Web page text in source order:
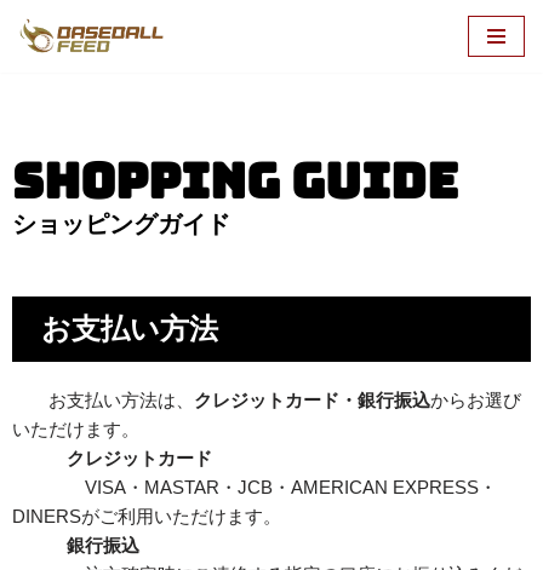
ツ
へ
ス
ッ
shopping guide
ショッピングガイド
お支払い方法
お支払い方法は、 クレジットカード・銀行振込からお選び
いただけます。
クレジットカード
VISA・MASTAR・JCB・AMERICAN EXPRESS・
DINERSがご利用いただけます。
銀行振込